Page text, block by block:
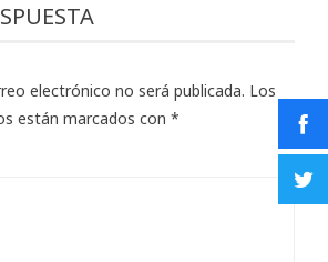
electrónico no será publicada. Los
están marcados con *